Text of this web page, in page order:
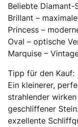
Beliebte Diamant-
Brillant –
Princess –
Oval – optische
Marquise –
Tipp für den Kauf:
Ein kleinerer,
strahlender
geschliffener
exzellente